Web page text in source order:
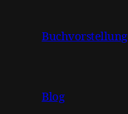
Buchvorstellung
Blog